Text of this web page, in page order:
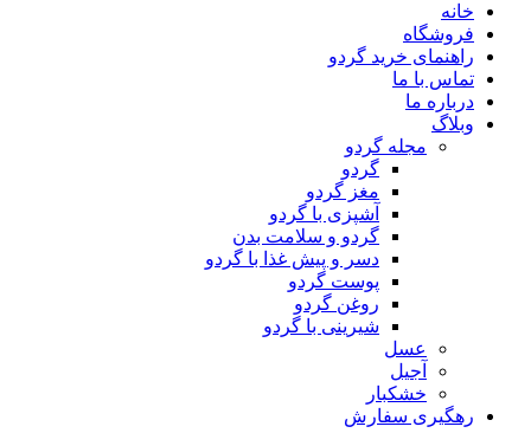
خانه
فروشگاه
راهنمای خرید گردو
تماس با ما
درباره ما
وبلاگ
مجله گردو
گردو
مغز گردو
آشپزی با گردو
گردو و سلامت بدن
دسر و پیش غذا با گردو
پوست گردو
روغن گردو
شیرینی با گردو
عسل
آجیل
خشکبار
رهگیری سفارش